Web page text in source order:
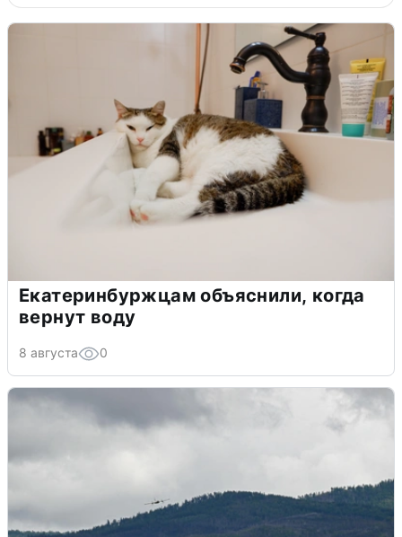
Екатеринбуржцам объяснили, когда
вернут воду
8 августа 0